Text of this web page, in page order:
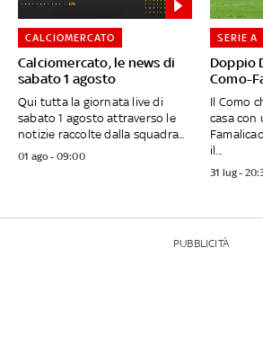
Calciomercato, le news di
sabato 1 agosto
CALCIOMERCATO
Qui tutta la giornata live di
sabato 1 agosto attraverso le
notizie raccolte dalla squadra...
01 ago - 09:00
Doppio
Como-
SERIE A
Il Como
casa con
il...
31 lug -
PUBBLICITÀ